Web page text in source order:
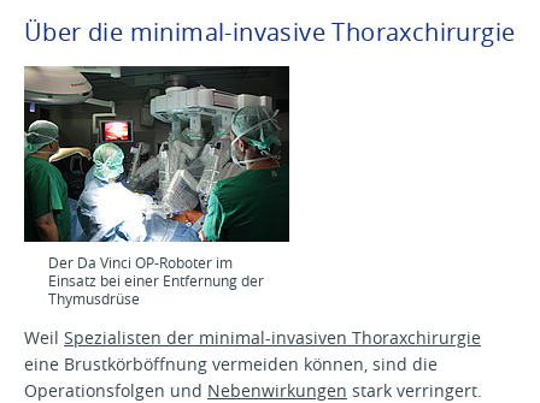
Über die minimal-invasive Thoraxchirurgie
Der Da Vinci OP-Roboter im
Einsatz bei einer Entfernung der
Thymusdrüse
Weil Spezialisten der minimal-invasiven Thoraxchirurgie
eine Brustkörböffnung vermeiden können, sind die
Operationsfolgen und Nebenwirkungen stark verringert.